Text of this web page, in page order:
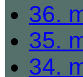
36.
35.
34.